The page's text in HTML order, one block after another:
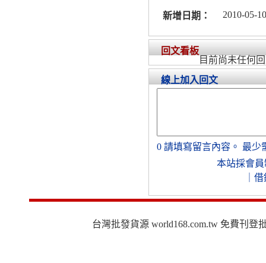
新增日期： 2010-05-
回文看板
目前尚未任何
線上加入回文
0 請填寫留言內容。 最少
本站採會員
借
台灣批發貨源 world168.com.tw 免費刊登